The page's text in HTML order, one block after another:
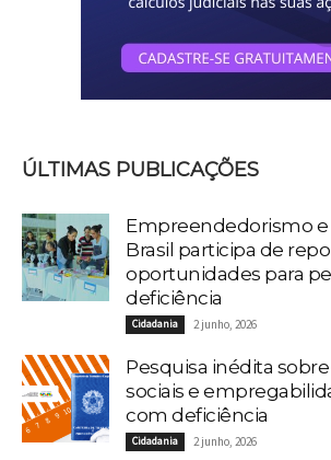
ÚLTIMAS PUBLICAÇÕES
Empreendedorismo e
Brasil participa de
oportunidades para
deficiência
Cidadania 2 junho, 2026
Pesquisa inédita
sociais e
com deficiência
Cidadania 2 junho, 2026